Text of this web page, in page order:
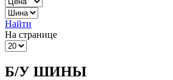
Найти
На странице
Б/У ШИНЫ